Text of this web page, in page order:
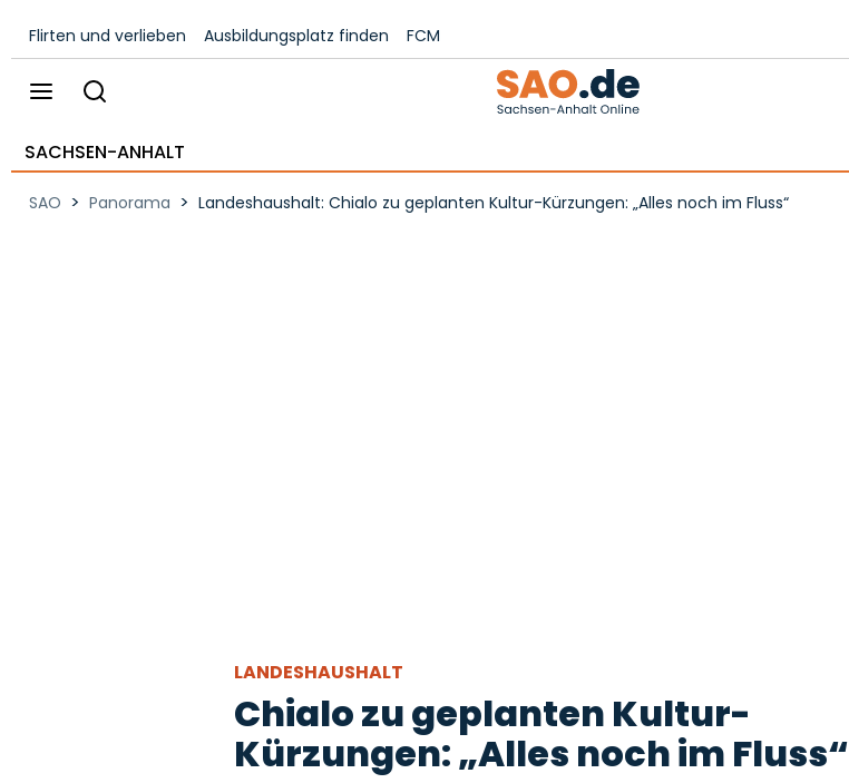
Flirten und verlieben Ausbildungsplatz finden FCM
SACHSEN-ANHALT
SAO > Panorama > Landeshaushalt: Chialo zu geplanten Kultur-Kürzungen: „Alles noch im Fluss“
LANDESHAUSHALT
Chialo zu geplanten Kultur-
Kürzungen: „Alles noch im Fluss“